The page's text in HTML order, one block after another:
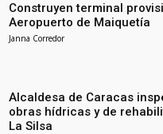
Construyen terminal
Aeropuerto de Maiquetía
Janna Corredor
Alcaldesa de Caracas
obras hídricas y de
La Silsa